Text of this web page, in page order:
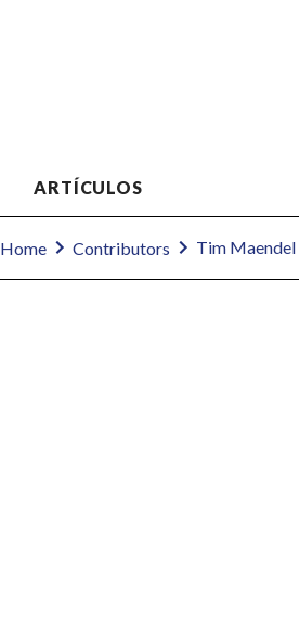
ARTÍCULOS
Home Contributors Tim Maendel